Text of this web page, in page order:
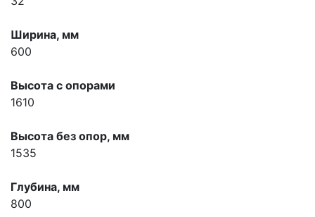
Ширина, мм
600
Высота с опорами
1610
Высота без опор, мм
1535
Глубина, мм
800